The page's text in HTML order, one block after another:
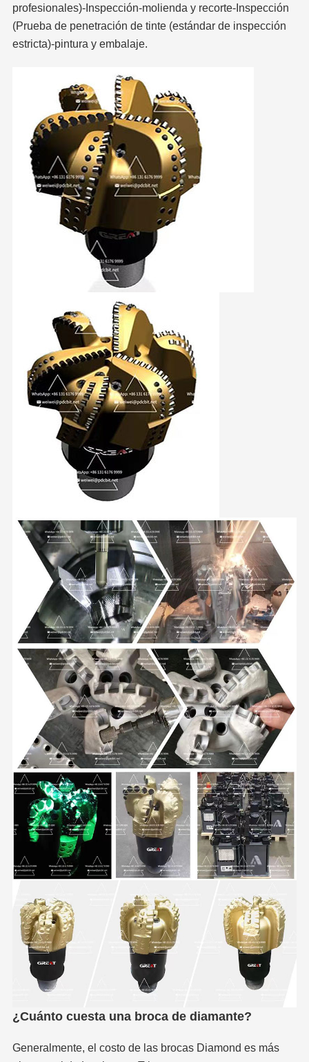
profesionales)-Inspección-molienda y recorte-Inspección
(Prueba de penetración de tinte (estándar de inspección
estricta)-pintura y embalaje.
¿Cuánto cuesta una broca de diamante?
Generalmente, el costo de las brocas Diamond es más